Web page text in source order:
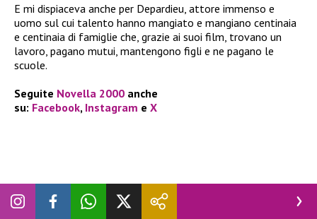
E mi dispiaceva anche per Depardieu, attore immenso e
uomo sul cui talento hanno mangiato e mangiano centinaia
e centinaia di famiglie che, grazie ai suoi film, trovano un
lavoro, pagano mutui, mantengono figli e ne pagano le
scuole.
Seguite Novella 2000 anche
su: Facebook, Instagram e X